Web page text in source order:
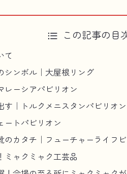
この記事の目
て
シンボル｜大屋根リング
レーシアパビリオン
す｜トルクメニスタンパビリオン
ートパビリオン
のカタチ｜フューチャーライフ
ミャクミャク工芸品